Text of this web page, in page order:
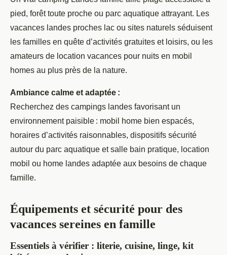
pied, forêt toute proche ou parc aquatique attrayant. Les
vacances landes proches lac ou sites naturels séduisent
les familles en quête d’activités gratuites et loisirs, ou les
amateurs de location vacances pour nuits en mobil
homes au plus près de la nature.
Ambiance calme et adaptée :
Recherchez des campings landes favorisant un
environnement paisible : mobil home bien espacés,
horaires d’activités raisonnables, dispositifs sécurité
autour du parc aquatique et salle bain pratique, location
mobil ou home landes adaptée aux besoins de chaque
famille.
Équipements et sécurité pour des
vacances sereines en famille
Essentiels à vérifier : literie, cuisine, linge, kit